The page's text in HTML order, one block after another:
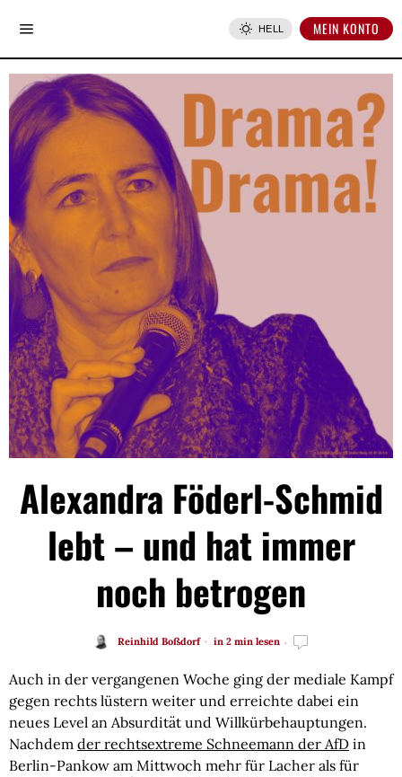
HELL MEIN KONTO
Alexandra Föderl-Schmid
lebt – und hat immer
noch betrogen
Reinhild Boßdorf in 2 min lesen
Auch in der vergangenen Woche ging der mediale Kampf
gegen rechts lüstern weiter und erreichte dabei ein
neues Level an Absurdität und Willkürbehauptungen.
Nachdem der rechtsextreme Schneemann der AfD in
Berlin-Pankow am Mittwoch mehr für Lacher als für